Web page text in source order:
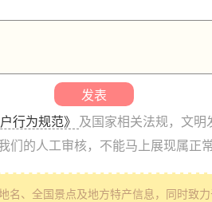
户行为规范》
及国家相关法规，文明
们的人工审核，不能马上展现属正
名、全国景点及地方特产信息 ，同时致